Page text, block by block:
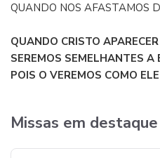
QUANDO NOS AFASTAMOS
QUANDO CRISTO APARECER
SEREMOS SEMELHANTES A
POIS O VEREMOS COMO
Missas em destaque